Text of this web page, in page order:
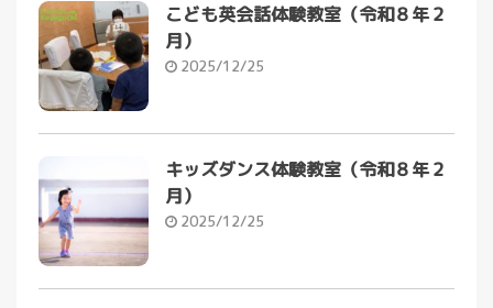
こども英会話体験教室（令和８年２
月）
2025/12/25
キッズダンス体験教室（令和８年２
月）
2025/12/25